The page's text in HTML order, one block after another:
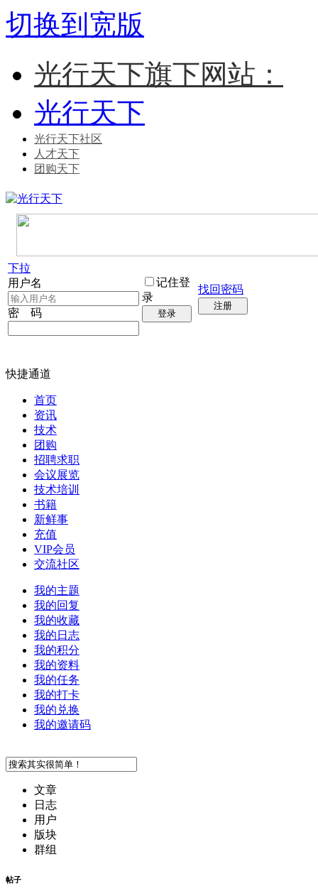
切换到宽版
光行天下旗下网站：
光行天下
光行天下社区
人才天下
团购天下
下拉
用户名
密 码
记住登
录
登录
找回密码
注册
快捷通道
首页
资讯
技术
团购
招聘求职
会议展览
技术培训
书籍
新鲜事
充值
VIP会员
交流社区
我的主题
我的回复
我的收藏
我的日志
我的积分
我的资料
我的任务
我的打卡
我的兑换
我的邀请码
文章
日志
用户
版块
群组
帖子